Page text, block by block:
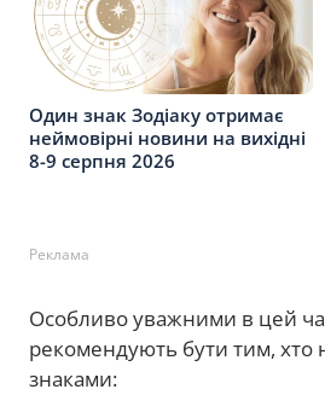
Один знак Зодіаку отримає
неймовірні новини на вихідні
8-9 серпня 2026
Реклама
Особливо уважними в цей
рекомендують бути тим, хто
знаками: